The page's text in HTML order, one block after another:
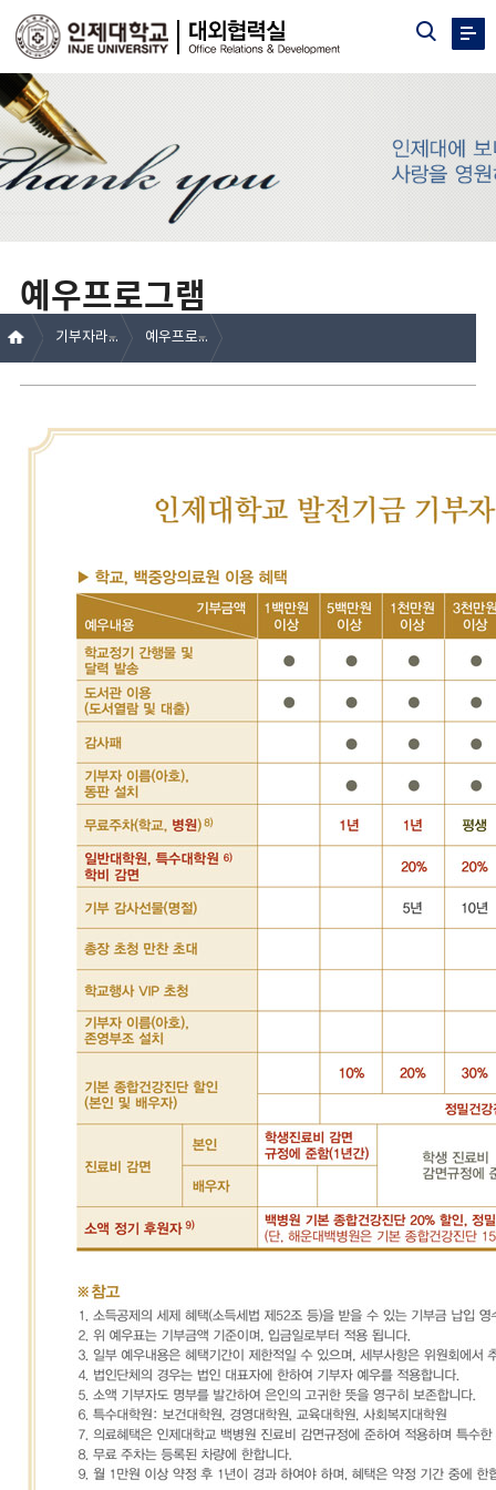
예우프로그램
기부자라운지 예우프로그램